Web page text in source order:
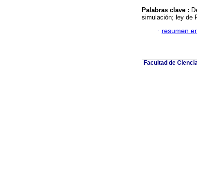
Palabras clave :
simulación; ley de
· resumen
Facultad de